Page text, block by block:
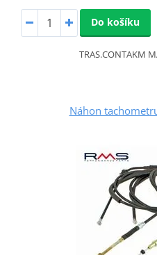
Do košíku
TRAS.CONTAKM
Náhon